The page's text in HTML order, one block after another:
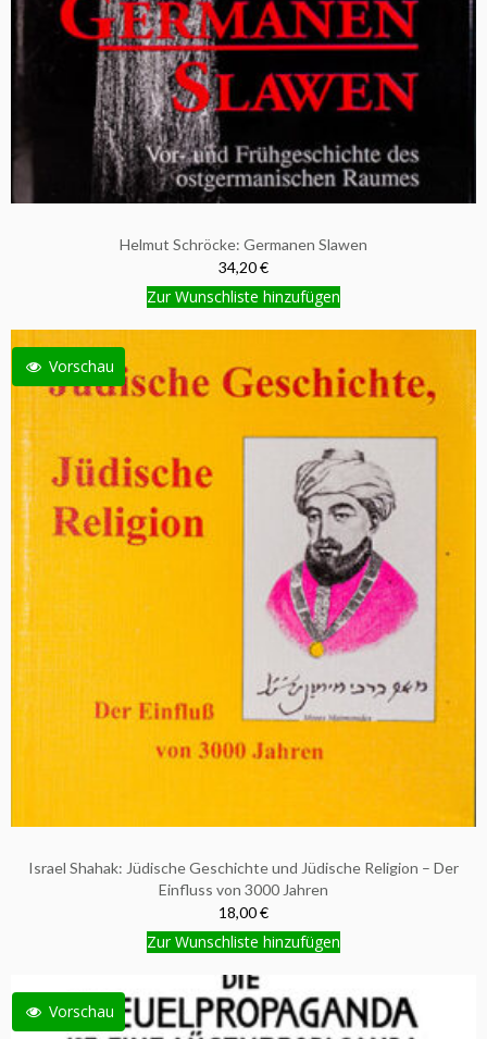
Helmut Schröcke: Germanen Slawen
34,20 €
Zur Wunschliste hinzufügen
Vorschau
Israel Shahak: Jüdische Geschichte und Jüdische Religion – Der
Einfluss von 3000 Jahren
18,00 €
Zur Wunschliste hinzufügen
Vorschau